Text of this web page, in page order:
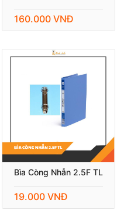
160.000 VNĐ
Bìa Còng Nhẫn 2.5F TL
19.000 VNĐ